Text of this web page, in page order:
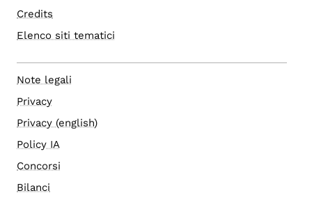
Credits
Elenco siti tematici
Note legali
Privacy
Privacy (english)
Policy IA
Concorsi
Bilanci